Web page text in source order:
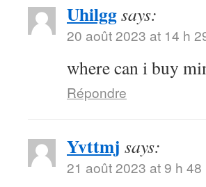
Uhilggsays:
20 août 2023 at 14 h
where can i buy
Répondre
Yvttmj says:
21 août 2023 at 9 h 48